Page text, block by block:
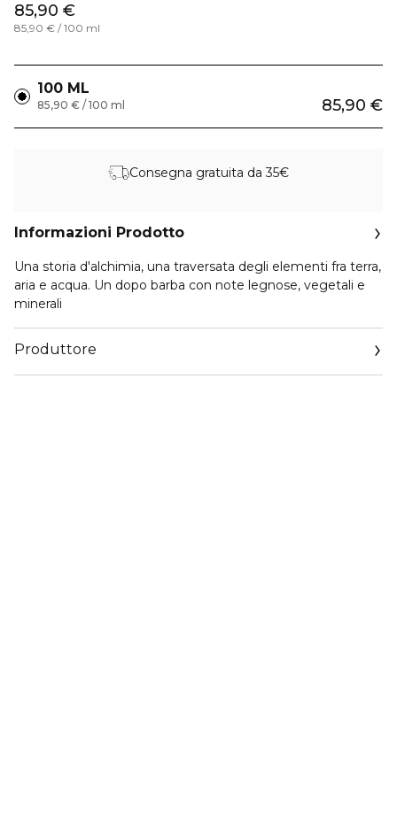
85,90 €
85,90 € / 100 ml
100 ML
85,90 €
85,90 € / 100 ml
Consegna gratuita da 35€
Informazioni Prodotto
Una storia d'alchimia, una traversata degli elementi fra terra,
aria e acqua. Un dopo barba con note legnose, vegetali e
minerali
Produttore